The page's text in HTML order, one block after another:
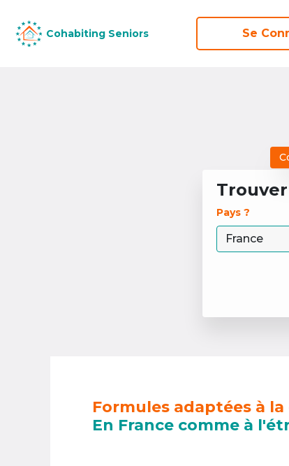
Cohabiting Seniors Se
Pays ?
Formules adaptées à
En France comme à